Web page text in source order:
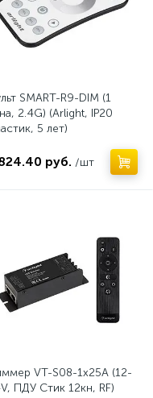
SMART-R9-DIM (1
2.4G) (Arlight, IP20
5 лет)
руб. /шт
VT-S08-1x25A (12-
ПДУ Стик 12кн, RF)